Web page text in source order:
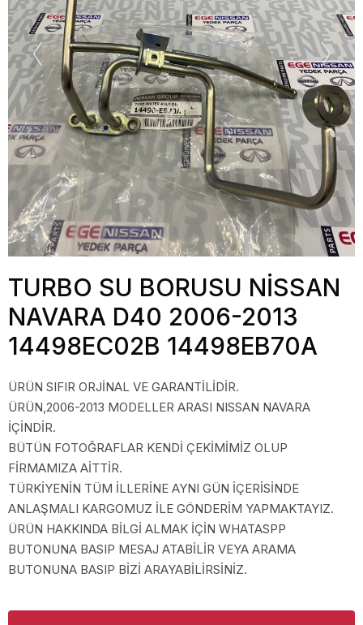
TURBO SU BORUSU NİSSAN
NAVARA D40 2006-2013
14498EC02B 14498EB70A
ÜRÜN SIFIR ORJİNAL VE GARANTİLİDİR.
ÜRÜN,2006-2013 MODELLER ARASI NISSAN NAVARA
İÇİNDİR.
BÜTÜN FOTOĞRAFLAR KENDİ ÇEKİMİMİZ OLUP
FİRMAMIZA AİTTİR.
TÜRKİYENİN TÜM İLLERİNE AYNI GÜN İÇERİSİNDE
ANLAŞMALI KARGOMUZ İLE GÖNDERİM YAPMAKTAYIZ.
ÜRÜN HAKKINDA BİLGİ ALMAK İÇİN WHATASPP
BUTONUNA BASIP MESAJ ATABİLİR VEYA ARAMA
BUTONUNA BASIP BİZİ ARAYABİLİRSİNİZ.